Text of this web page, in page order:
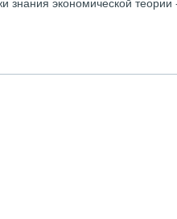
экономической теории